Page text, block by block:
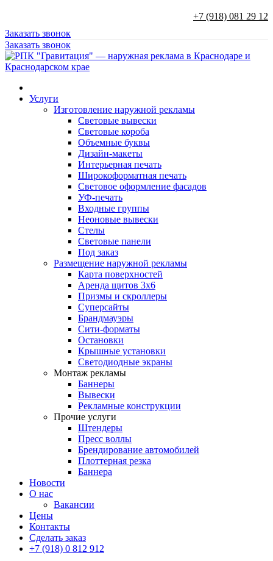
+7 (918) 081 29 12
Заказать звонок
Заказать звонок
Услуги
Изготовление наружной рекламы
Световые вывески
Световые короба
Объемные буквы
Дизайн-макеты
Интерьерная печать
Широкоформатная печать
Световое оформление фасадов
УФ-печать
Входные группы
Неоновые вывески
Стелы
Световые панели
Под заказ
Размещение наружной рекламы
Карта поверхностей
Аренда щитов 3х6
Призмы и скроллеры
Суперсайты
Брандмауэры
Сити-форматы
Остановки
Крышные установки
Светодиодные экраны
Монтаж рекламы
Баннеры
Вывески
Рекламные конструкции
Прочие услуги
Штендеры
Пресс воллы
Брендирование автомобилей
Плоттерная резка
Баннера
Новости
О нас
Вакансии
Цены
Контакты
Сделать заказ
+7 (918) 0 812 912